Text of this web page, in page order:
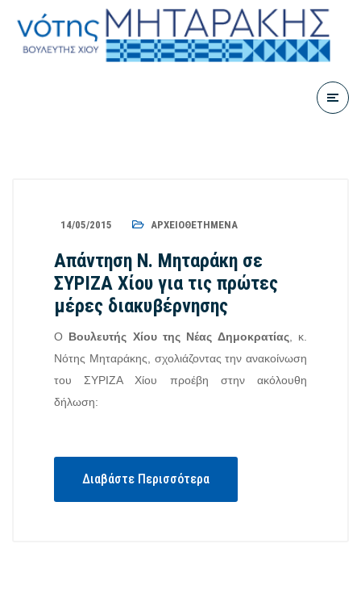
14/05/2015 ΑΡΧΕΙΟΘΕΤΗΜΈΝΑ
Απάντηση Ν. Μηταράκη σε
ΣΥΡΙΖΑ Χίου για τις πρώτες
μέρες διακυβέρνησης
Ο Βουλευτής Χίου της Νέας Δημοκρατίας, κ.
Νότης Μηταράκης, σχολιάζοντας την ανακοίνωση
του ΣΥΡΙΖΑ Χίου προέβη στην ακόλουθη
δήλωση:
Διαβάστε Περισσότερα